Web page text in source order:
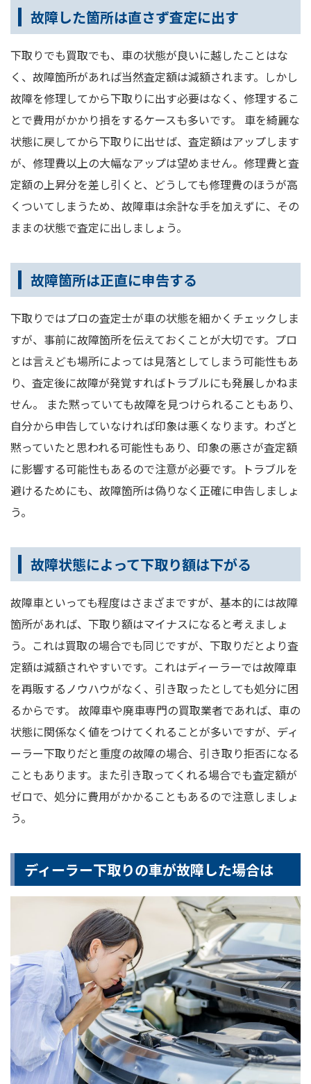
故障した箇所は直さず査定に出す
下取りでも買取でも、車の状態が良いに越したことはな
く、故障箇所があれば当然査定額は減額されます。しかし
故障を修理してから下取りに出す必要はなく、修理するこ
とで費用がかかり損をするケースも多いです。 車を綺麗な
状態に戻してから下取りに出せば、査定額はアップします
が、修理費以上の大幅なアップは望めません。修理費と査
定額の上昇分を差し引くと、どうしても修理費のほうが高
くついてしまうため、故障車は余計な手を加えずに、その
ままの状態で査定に出しましょう。
故障箇所は正直に申告する
下取りではプロの査定士が車の状態を細かくチェックしま
すが、事前に故障箇所を伝えておくことが大切です。プロ
とは言えども場所によっては見落としてしまう可能性もあ
り、査定後に故障が発覚すればトラブルにも発展しかねま
せん。 また黙っていても故障を見つけられることもあり、
自分から申告していなければ印象は悪くなります。わざと
黙っていたと思われる可能性もあり、印象の悪さが査定額
に影響する可能性もあるので注意が必要です。トラブルを
避けるためにも、故障箇所は偽りなく正確に申告しましょ
う。
故障状態によって下取り額は下がる
故障車といっても程度はさまざまですが、基本的には故障
箇所があれば、下取り額はマイナスになると考えましょ
う。これは買取の場合でも同じですが、下取りだとより査
定額は減額されやすいです。これはディーラーでは故障車
を再販するノウハウがなく、引き取ったとしても処分に困
るからです。 故障車や廃車専門の買取業者であれば、車の
状態に関係なく値をつけてくれることが多いですが、ディ
ーラー下取りだと重度の故障の場合、引き取り拒否になる
こともあります。また引き取ってくれる場合でも査定額が
ゼロで、処分に費用がかかることもあるので注意しましょ
う。
ディーラー下取りの車が故障した場合は